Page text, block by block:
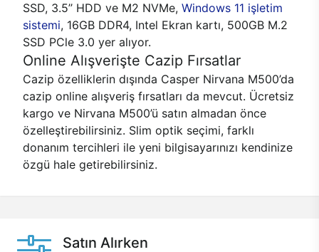
SSD, 3.5’’ HDD ve M2 NVMe, Windows 11 işletim
sistemi, 16GB DDR4, Intel Ekran kartı, 500GB M.2
SSD PCle 3.0 yer alıyor.
Online Alışverişte Cazip Fırsatlar
Cazip özelliklerin dışında Casper Nirvana M500’da
cazip online alışveriş fırsatları da mevcut. Ücretsiz
kargo ve Nirvana M500’ü satın almadan önce
özelleştirebilirsiniz. Slim optik seçimi, farklı
donanım tercihleri ile yeni bilgisayarınızı kendinize
özgü hale getirebilirsiniz.
Satın Alırken